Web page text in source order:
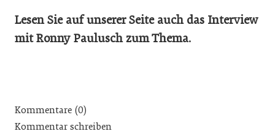
Lesen Sie auf unserer Seite auch das Interview
mit Ronny Paulusch zum Thema.
Kommentare (0)
Kommentar schreiben